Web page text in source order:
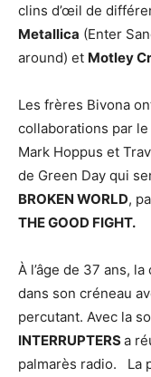
clins d’œil de
Metallica (Enter
around) et Motley
Les frères Bivona
collaborations par
Mark Hoppus et
de Green Day qui
BROKEN WORLD,
THE GOOD FIGHT.
À l’âge de 37 ans,
dans son créneau
percutant. Avec la
INTERRUPTERSa
palmarès radio. La